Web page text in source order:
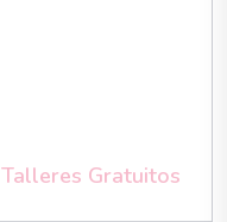
Talleres Gratuitos